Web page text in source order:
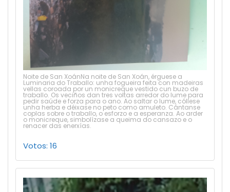
Noite de San XoánNa noite de San Xoán, érguese a
Luminaria do Traballo: unha fogueira feita con madeiras
vellas coroada por un monicreque vestido cun buzo de
traballo. Os veciños dan tres voltas arredor do lume para
pedir saúde e forza para o ano. Ao saltar o lume, cóllese
unha herba e déixase no peto como amuleto. Cántanse
coplas sobre o traballo, o esforzo e a esperanza. Ao arder
o monicreque, simbolízase a queima do cansazo e o
renacer das enerxías.
Votos: 16